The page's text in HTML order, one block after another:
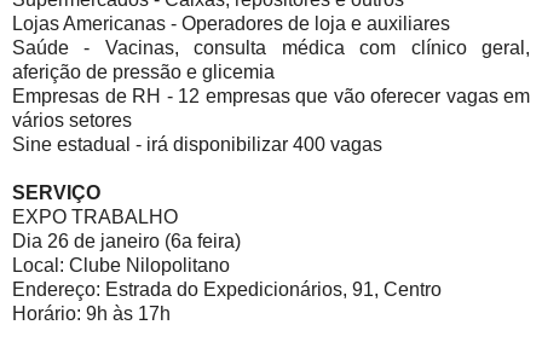
Lojas Americanas - Operadores de loja e auxiliares
Saúde - Vacinas, consulta médica com clínico geral,
aferição de pressão e glicemia
Empresas de RH - 12 empresas que vão oferecer vagas em
vários setores
Sine estadual - irá disponibilizar 400 vagas
SERVIÇO
EXPO TRABALHO
Dia 26 de janeiro (6a feira)
Local: Clube Nilopolitano
Endereço: Estrada do Expedicionários, 91, Centro
Horário: 9h às 17h